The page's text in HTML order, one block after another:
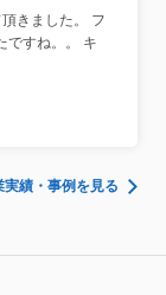
きました。 フ
ですね。。 キ
績・事例を見る